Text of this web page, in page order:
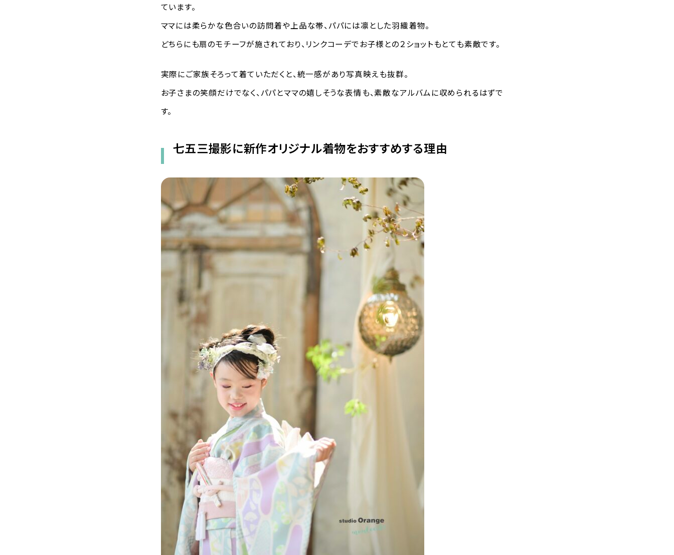
ています。
ママには柔らかな色合いの訪問着や上品な帯、パパには凛とした羽織着物。
どちらにも扇のモチーフが施されており、リンクコーデでお子様との２ショットもとても素敵です。
実際にご家族そろって着ていただくと、統一感があり写真映えも抜群。
お子さまの笑顔だけでなく、パパとママの嬉しそうな表情も、素敵なアルバムに収められるはずで
す。
七五三撮影に新作オリジナル着物をおすすめする理由